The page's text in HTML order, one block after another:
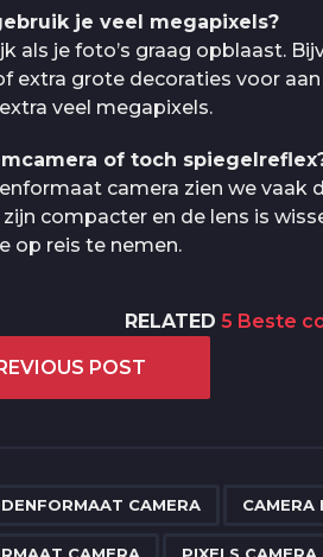
je veel megapixels?
als je foto’s graag opblaast.
extra grote decoraties voor
veel megapixels.
of toch
camera zien we
zijn compacter en de lens is
op reis te nemen.
RELATED 5 Beste
POST
CAMERA CAMERA